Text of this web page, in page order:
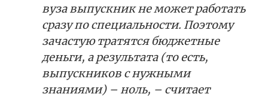
вуза выпускник не может работать
сразу по специальности. Поэтому
зачастую тратятся бюджетные
деньги, а результата (то есть,
выпускников с нужными
знаниями) – ноль, – считает